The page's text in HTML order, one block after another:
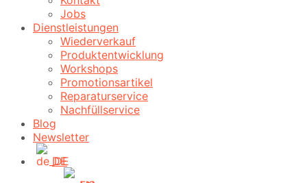
Jobs
Dienstleistungen
Wiederverkauf
Produktentwicklung
Workshops
Promotionsartikel
Reparaturservice
Nachfüllservice
Blog
Newsletter
DE